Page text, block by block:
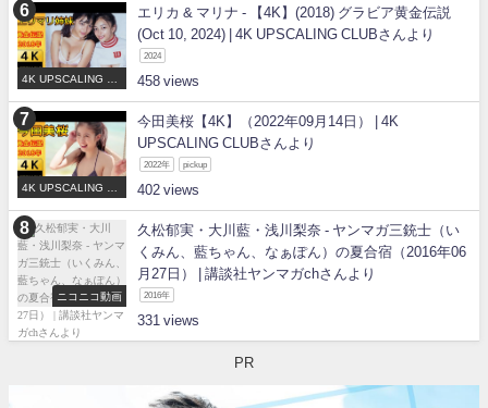
4K UPSCALING CL
エリカ & マリナ - 【4K】(2018) グラビア黄金伝説
(Oct 10, 2024) | 4K UPSCALING CLUBさんより
2024
458
4K UPSCALING CL
今田美桜【4K】（2022年09月14日） | 4K
UPSCALING CLUBさんより
2022年 pickup
402
ニコニコ動画
久松郁実・大川藍・浅川梨奈 - ヤンマガ三銃士（い
くみん、藍ちゃん、なぁぽん）の夏合宿（2016年06
月27日） | 講談社ヤンマガchさんより
2016年
331
PR